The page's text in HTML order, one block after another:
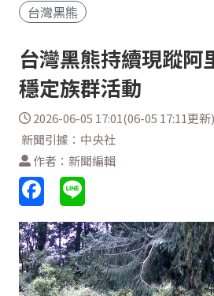
台灣黑熊
台灣黑熊持續現蹤阿
穩定族群活動
2026-06-05 17:01(06-05 17:11更新)
新聞引據：中央社
作者：新聞編輯